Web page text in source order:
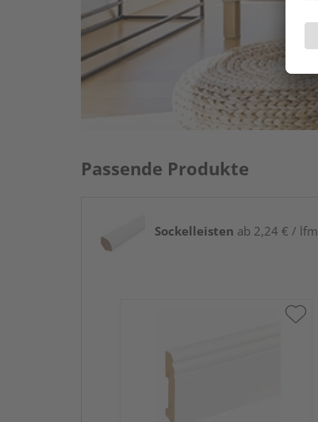
Passende Produkte
Sockelleisten ab 2,24 € / lfm